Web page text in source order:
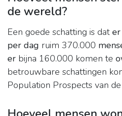
de wereld?
Een goede schatting is dater
per dag ruim 370.000
er bijna 160.000 komen te
betrouwbare schattingen
Population Prospects van